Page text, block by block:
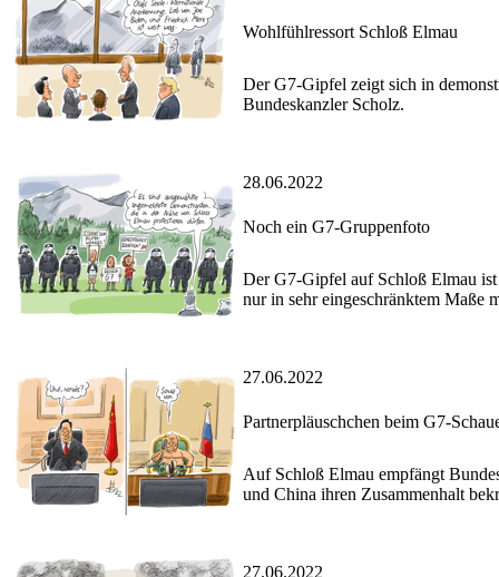
Wohlfühlressort Schloß Elmau
Der G7-Gipfel zeigt sich in
Bundeskanzler Scholz.
28.06.2022
Noch ein G7-Gruppenfoto
Der G7-Gipfel auf Schloß Elmau
nur in sehr eingeschränktem Maße
27.06.2022
Partnerpläuschchen beim G7-
Auf Schloß Elmau empfängt
und China ihren Zusammenhalt
27.06.2022